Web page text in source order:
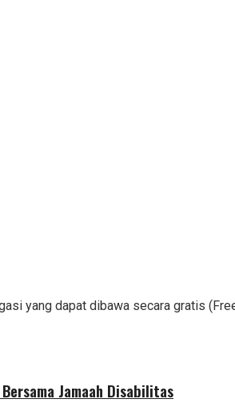
yang dapat dibawa secara gratis
Jamaah Disabilitas